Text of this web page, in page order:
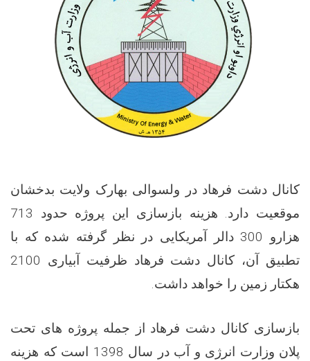
کانال دشت فرهاد در ولسوالی بهارک ولایت بدخشان
موقعیت دارد.
هزینه بازسازی این پروژه حدود 713
هزارو 300 دالر آمریکایی در نظر گرفته شده که با
تطبیق آن، کانال دشت فرهاد ظرفیت آبیاری 2100
هکتار زمین را خواهد داشت.
بازسازی کانال دشت فرهاد از جمله پروژه های تحت
پلان وزارت انرژی و آب در سال 1398 است که هزینه